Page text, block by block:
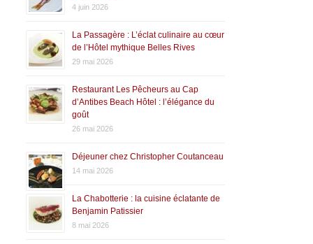
4 juin 2026
La Passagère : L’éclat culinaire au cœur
de l’Hôtel mythique Belles Rives
29 mai 2026
Restaurant Les Pêcheurs au Cap
d’Antibes Beach Hôtel : l’élégance du
goût
26 mai 2026
Déjeuner chez Christopher Coutanceau
14 mai 2026
La Chabotterie : la cuisine éclatante de
Benjamin Patissier
8 mai 2026